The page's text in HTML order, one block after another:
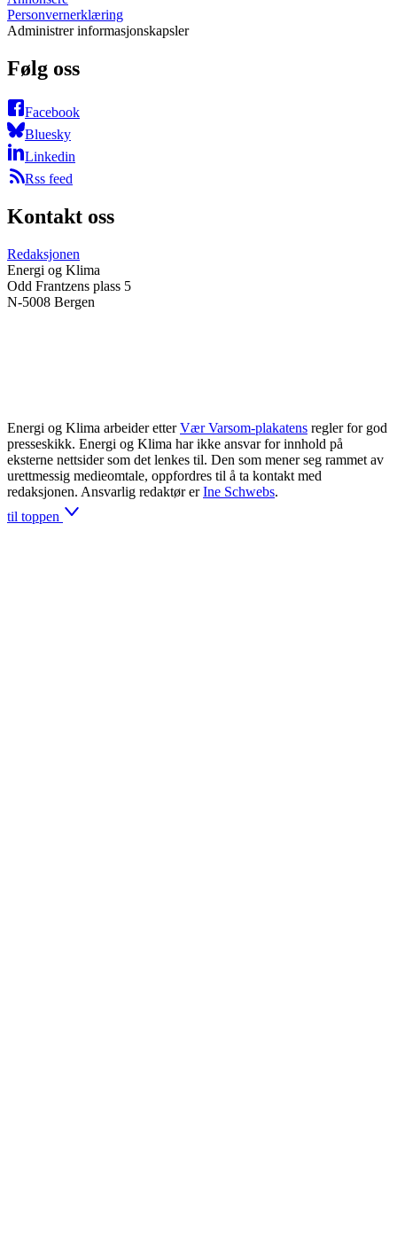
Personvernerklæring
Administrer informasjonskapsler
Følg oss
Facebook
Bluesky
Linkedin
Rss feed
Kontakt oss
Redaksjonen
Energi og Klima
Odd Frantzens plass 5
N-5008 Bergen
Energi og Klima arbeider etter Vær Varsom-plakatens regler for god
presseskikk. Energi og Klima har ikke ansvar for innhold på
eksterne nettsider som det lenkes til. Den som mener seg rammet av
urettmessig medieomtale, oppfordres til å ta kontakt med
redaksjonen. Ansvarlig redaktør er Ine Schwebs.
til toppen